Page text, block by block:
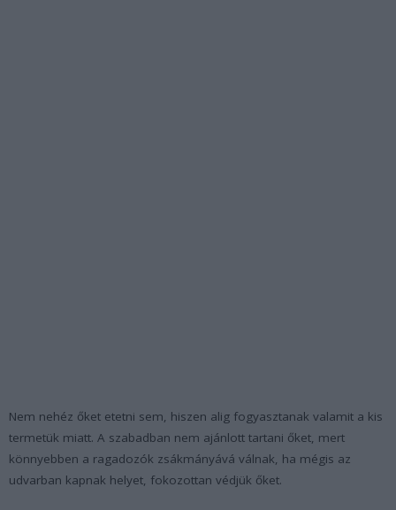
Nem nehéz őket etetni sem, hiszen alig fogyasztanak valamit a kis
termetük miatt. A szabadban nem ajánlott tartani őket, mert
könnyebben a ragadozók zsákmányává válnak, ha mégis az
udvarban kapnak helyet, fokozottan védjük őket.